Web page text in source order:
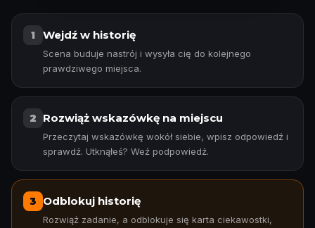
1 Wejdź w historię
Scena buduje nastrój i wysyła cię do kolejnego
prawdziwego miejsca.
2 Rozwiąż wskazówkę na miejscu
Przeczytaj wskazówkę wokół siebie, wpisz odpowiedź i
sprawdź. Utknąłeś? Weź podpowiedź.
3 Odblokuj historię
Rozwiąż zadanie, a odblokuje się karta ciekawostki,